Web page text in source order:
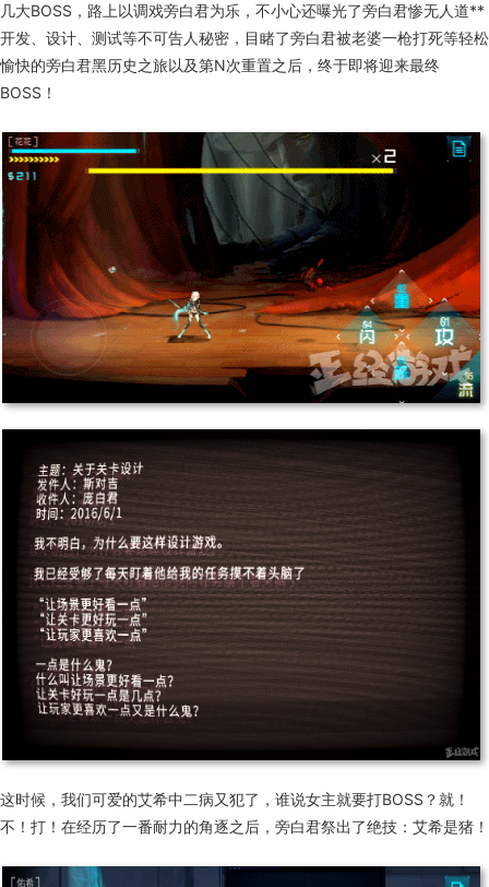
几大BOSS，路上以调戏旁白君为乐，不小心还曝光了旁白君惨无人道**
开发、设计、测试等不可告人秘密，目睹了旁白君被老婆一枪打死等轻松
愉快的旁白君黑历史之旅以及第N次重置之后，终于即将迎来最终
BOSS！
这时候，我们可爱的艾希中二病又犯了，谁说女主就要打BOSS？就！
不！打！在经历了一番耐力的角逐之后，旁白君祭出了绝技：艾希是猪！